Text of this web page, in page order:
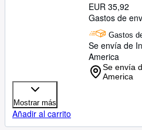
EUR 35,92
Gastos de
Gastos
Se envía de
America
Se envía
America
Mostrar más
Añadir al carrito